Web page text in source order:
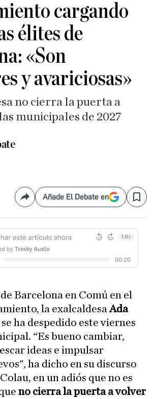
cargando
élites de
«Son
y avariciosas»
no cierra la puerta a
municipales de 2027
CompartirAñade El Debate en Save
Barcelona en Comú en el
la exalcaldesaAda
se ha despedido este viernes
“Es bueno cambiar,
ideas e impulsar
ha dicho en su discurso
en un adiós que no es
no cierra la puerta a volver